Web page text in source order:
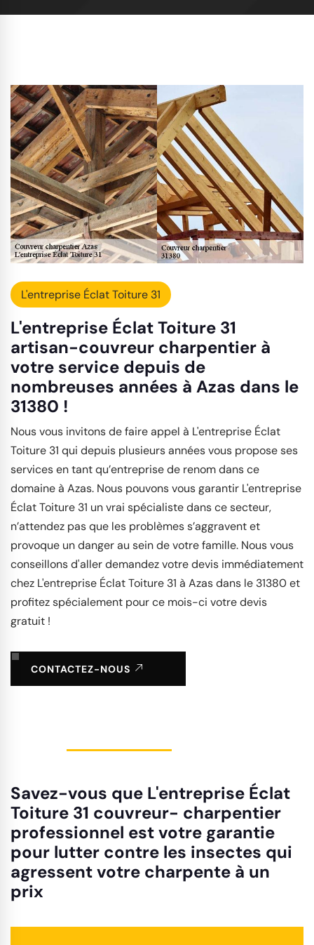
L'entreprise Éclat Toiture 31
L'entreprise Éclat Toiture 31
artisan-couvreur charpentier à
votre service depuis de
nombreuses années à Azas dans le
31380 !
Nous vous invitons de faire appel à L'entreprise Éclat
Toiture 31 qui depuis plusieurs années vous propose ses
services en tant qu’entreprise de renom dans ce
domaine à Azas. Nous pouvons vous garantir L'entreprise
Éclat Toiture 31 un vrai spécialiste dans ce secteur,
n’attendez pas que les problèmes s’aggravent et
provoque un danger au sein de votre famille. Nous vous
conseillons d'aller demandez votre devis immédiatement
chez L'entreprise Éclat Toiture 31 à Azas dans le 31380 et
profitez spécialement pour ce mois-ci votre devis
gratuit !
CONTACTEZ-NOUS
Savez-vous que L'entreprise Éclat
Toiture 31 couvreur- charpentier
professionnel est votre garantie
pour lutter contre les insectes qui
agressent votre charpente à un
prix